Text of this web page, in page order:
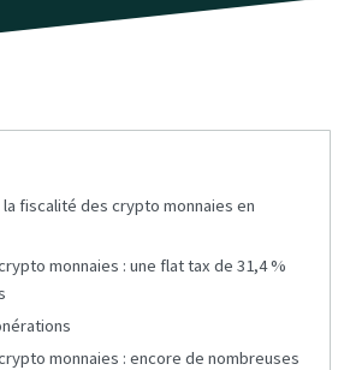
fiscalité des crypto monnaies en
monnaies : une flat tax de 31,4 %
monnaies : encore de nombreuses